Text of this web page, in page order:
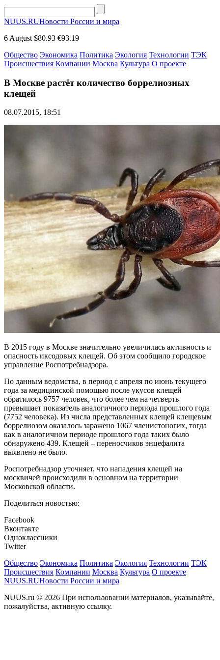
NUUS.RUНовости России и мира
6 August $80.93 €93.19
Общество Экономика Политика Экология Технологии ТЭК
Происшествия Компании Москва Культура О проекте
В Москве растёт количество боррелиозных
клещей
08.07.2015, 18:51
В 2015 году в Москве значительно увеличилась активность и
опасность иксодовых клещей. Об этом сообщило городское
управление Роспотребнадзора.
По данным ведомства, в период с апреля по июнь текущего
года за медицинской помощью после укусов клещей
обратилось 9757 человек, что более чем на четверть
превышает показатель аналогичного периода прошлого года
(7752 человека). Из числа представленных клещей клещевым
боррелиозом оказалось заражено 1067 членистоногих, тогда
как в аналогичном периоде прошлого года таких было
обнаружено 439. Клещей – переносчиков энцефалита
выявлено не было.
Роспотребнадзор уточняет, что нападения клещей на
москвичей происходили в основном на территории
Московской области.
Поделиться новостью:
Facebook
Вконтакте
Одноклассники
Twitter
Общество Экономика Политика Экология Технологии ТЭК
Происшествия Компании Москва Культура О проекте
NUUS.RUНовости России и мира
NUUS.ru © 2026 При использовании материалов, указывайте,
пожалуйства, активную ссылку.